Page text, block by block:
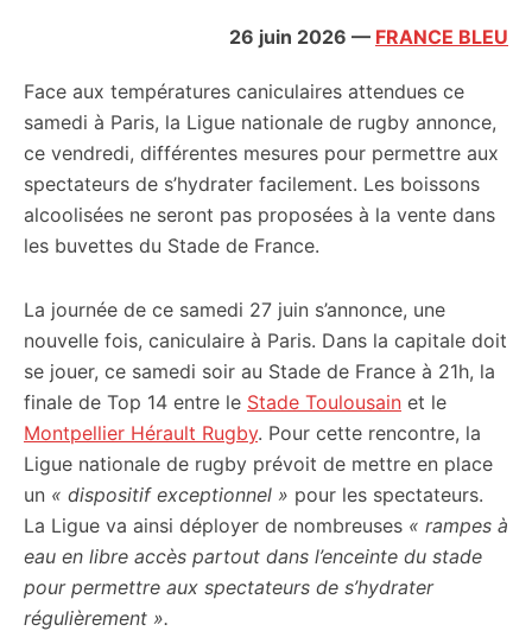
26 juin 2026 — FRANCE BLEU
Face aux températures caniculaires attendues ce
samedi à Paris, la Ligue nationale de rugby annonce,
ce vendredi, différentes mesures pour permettre aux
spectateurs de s’hydrater facilement. Les boissons
alcoolisées ne seront pas proposées à la vente dans
les buvettes du Stade de France.
La journée de ce samedi 27 juin s’annonce, une
nouvelle fois, caniculaire à Paris. Dans la capitale doit
se jouer, ce samedi soir au Stade de France à 21h, la
finale de Top 14 entre le Stade Toulousain et le
Montpellier Hérault Rugby. Pour cette rencontre, la
Ligue nationale de rugby prévoit de mettre en place
un « dispositif exceptionnel » pour les spectateurs.
La Ligue va ainsi déployer de nombreuses « rampes à
eau en libre accès partout dans l’enceinte du stade
pour permettre aux spectateurs de s’hydrater
régulièrement ».